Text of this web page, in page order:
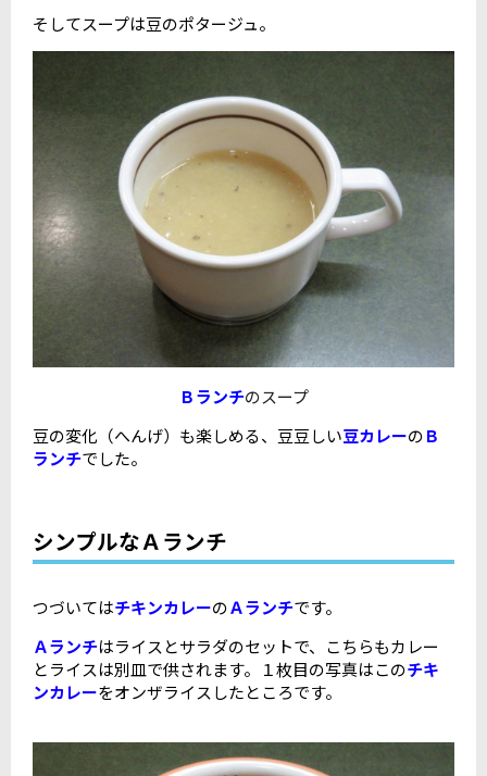
そしてスープは豆のポタージュ。
Ｂランチのスープ
豆の変化（へんげ）も楽しめる、豆豆しい豆カレーのＢ
ランチでした。
シンプルなＡランチ
つづいてはチキンカレーのＡランチです。
Ａランチはライスとサラダのセットで、こちらもカレー
とライスは別皿で供されます。１枚目の写真はこのチキ
ンカレーをオンザライスしたところです。